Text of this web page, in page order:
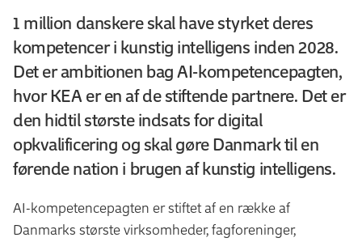
1 million danskere skal have styrket deres
kompetencer i kunstig intelligens inden 2028.
Det er ambitionen bag AI-kompetencepagten,
hvor KEA er en af de stiftende partnere. Det er
den hidtil største indsats for digital
opkvalificering og skal gøre Danmark til en
førende nation i brugen af kunstig intelligens.
AI-kompetencepagten er stiftet af en række af
Danmarks største virksomheder, fagforeninger,